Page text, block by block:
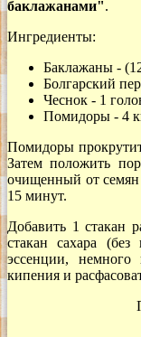
баклажанами".
Ингредиенты:
Баклажаны -
Болгарский
Чеснок - 1
Помидоры - 4
Помидоры
Затем положить
очищенный от
15 минут.
Добавить 1 стакан
стакан сахара
эссенции, немного
кипения и